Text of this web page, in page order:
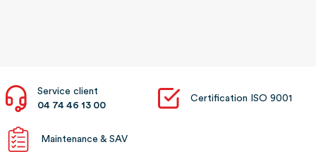
Service client
04 74 46 13 00
Certification ISO 9001
Maintenance & SAV